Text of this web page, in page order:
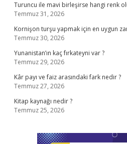
Turuncu ile mavi birleşirse hangi renk
Temmuz 31, 2026
Kornişon turşu yapmak için en uygun
Temmuz 30, 2026
Yunanistan’ın kaç fırkateyni var ?
Temmuz 29, 2026
Kâr payı ve faiz arasındaki fark nedir ?
Temmuz 27, 2026
Kitap kaynağı nedir ?
Temmuz 25, 2026